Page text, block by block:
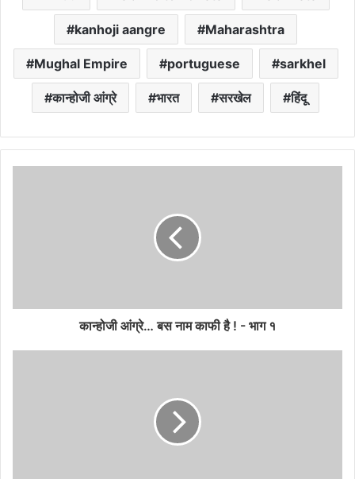
kanhoji aangre Maharashtra
Mughal Empire portuguese sarkhel
कान्होजी आंग्रे भारत सरखेल हिंदू
कान्होजी आंग्रे… बस नाम काफी है ! - भाग १